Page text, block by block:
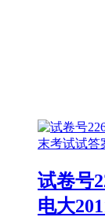
试卷号
电大